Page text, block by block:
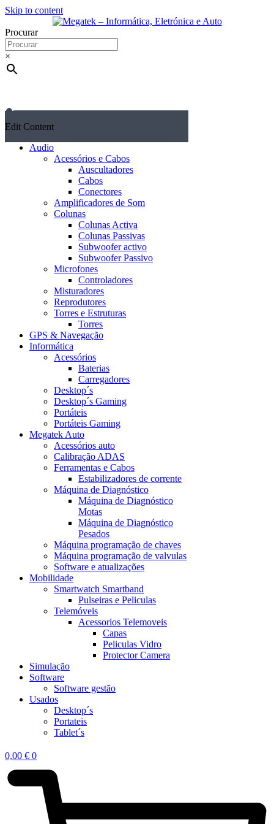
Skip to content
Procurar
×
Edit Content
Audio
Acessórios e Cabos
Auscultadores
Cabos
Conectores
Amplificadores de Som
Colunas
Colunas Activa
Colunas Passivas
Subwoofer activo
Subwoofer Passivo
Microfones
Controladores
Misturadores
Reprodutores
Torres e Estruturas
Torres
GPS & Navegação
Informática
Acessórios
Baterias
Carregadores
Desktop´s
Desktop´s Gaming
Portáteis
Portáteis Gaming
Megatek Auto
Acessórios auto
Calibração ADAS
Ferramentas e Cabos
Estabilizadores de corrente
Máquina de Diagnóstico
Máquina de Diagnóstico
Motas
Máquina de Diagnóstico
Pesados
Máquina programação de chaves
Máquina programação de valvulas
Software e atualizações
Mobilidade
Smartwatch Smartband
Pulseiras e Peliculas
Telemóveis
Acessorios Telemoveis
Capas
Peliculas Vidro
Protector Camera
Simulação
Software
Software gestão
Usados
Desktop´s
Portateis
Tablet´s
0,00 € 0